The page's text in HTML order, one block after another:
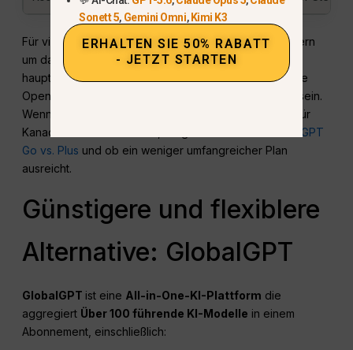
Für viele Nutzer geht es nicht nur um den Preis, sondern
um das Preis-Leistungs-Verhältnis. Wenn Sie täglich
hauptsächlich ChatGPT nutzen und Wert auf das native
OpenAI-Erlebnis legen, kann „Plus“ dennoch sinnvoll sein.
Wenn Sie sich umsehen, weil Ihnen der Gesamtpreis für
Kanada zu hoch erscheint, vergleichen Sie auch
ChatGPT
Go vs. Plus und ob ein weniger umfangreicher Plan
ausreicht.
Günstigere und flexiblere
Alternative: GlobalGPT
GlobalGPT ist eine All-in-One-KI-Plattform die
aggregiert Über 100 führende KI-Modelle in einem
Abonnement, einschließlich:
Sonett 5, Gemini Omni,Kimi K3
ERHALTEN SIE 50% RABATT
- JETZT STARTEN